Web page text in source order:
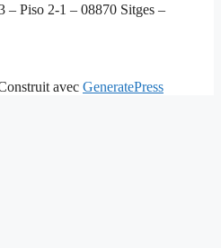
– Piso 2-1 – 08870 Sitges –
avec GeneratePress